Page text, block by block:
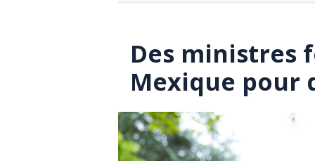
Des ministres
Mexique pour